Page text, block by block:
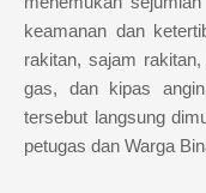
keamanan dan
rakitan, sajam
gas, dan kipas
tersebut langsung
petugas dan Warga